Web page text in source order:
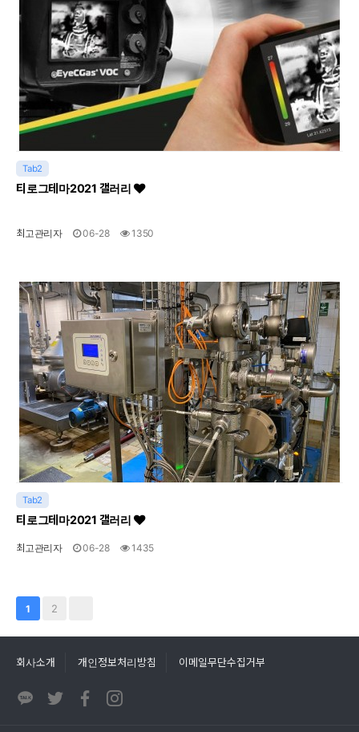
Tab2
티로그테마2021 갤러리
최고관리자 06-28 1350
Tab2
티로그테마2021 갤러리
최고관리자 06-28 1435
1 2
회사소개 개인정보처리방침 이메일무단수집거부